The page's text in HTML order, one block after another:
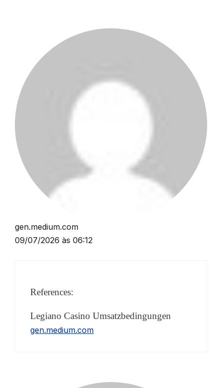
gen.medium.com
09/07/2026 às 06:12
References:
Legiano Casino Umsatzbedingungen
gen.medium.com